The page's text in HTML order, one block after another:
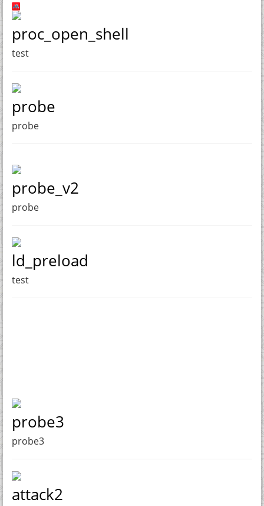
proc_open_shell
test
probe
probe
probe_v2
probe
ld_preload
test
probe3
probe3
attack2